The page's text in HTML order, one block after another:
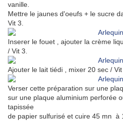
vanille.
Mettre le jaunes d'oeufs + le sucre
Vit 3.
Inserer le fouet , ajouter la crème
/ Vit 3.
Ajouter le lait tiédi , mixer 20 sec /
Verser cette préparation sur une
sur une plaque aluminium perforée
tapissée
de papier sulfurisé et cuire 45 mn à